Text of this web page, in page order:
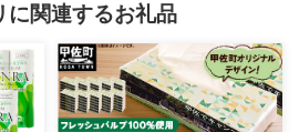
に関連するお礼品